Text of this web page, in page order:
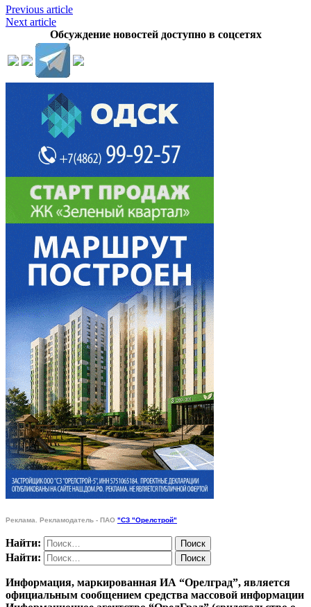
Previous article
Next article
Обсуждение новостей доступно в соцсетях
Реклама. Рекламодатель - ПАО "СЗ "Орелстрой"
Найти:
Найти:
Информация, маркированная ИА “Орелград”, является
официальным сообщением средства массовой информации